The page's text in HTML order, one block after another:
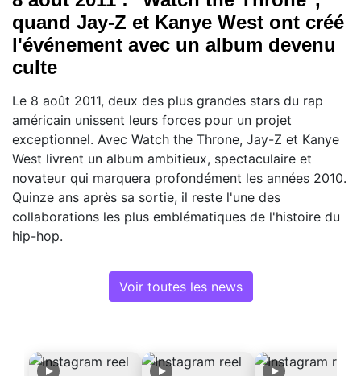
quand Jay-Z et Kanye West ont créé
l'événement avec un album devenu
culte
Le 8 août 2011, deux des plus grandes stars du rap
américain unissent leurs forces pour un projet
exceptionnel. Avec Watch the Throne, Jay-Z et Kanye
West livrent un album ambitieux, spectaculaire et
novateur qui marquera profondément les années 2010.
Quinze ans après sa sortie, il reste l'une des
collaborations les plus emblématiques de l'histoire du
hip-hop.
Voir toutes les news